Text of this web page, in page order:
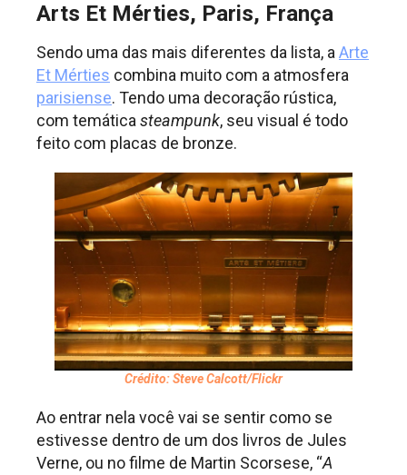
Arts Et Mérties, Paris, França
Sendo uma das mais diferentes da lista, a Arte
Et Mérties combina muito com a atmosfera
parisiense. Tendo uma decoração rústica,
com temática steampunk, seu visual é todo
feito com placas de bronze.
Crédito: Steve Calcott/Flickr
Ao entrar nela você vai se sentir como se
estivesse dentro de um dos livros de Jules
Verne, ou no filme de Martin Scorsese, “A